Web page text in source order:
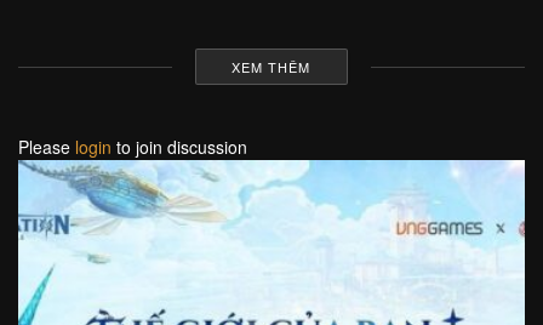
XEM THÊM
Please login to join discussion